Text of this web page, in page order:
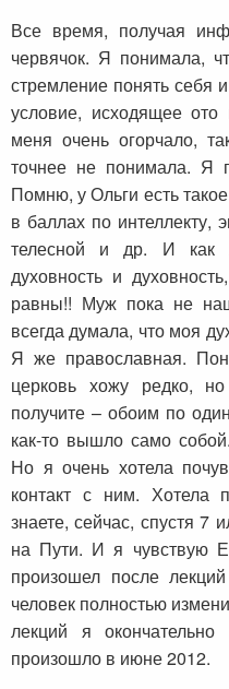
Все время, получая
червячок. Я понимала,
стремление понять себя
условие, исходящее ото
меня очень огорчало,
точнее не понимала. Я
Помню, у Ольги есть
в баллах по интеллекту,
телесной и др. И как
духовность и
равны!! Муж пока не
всегда думала, что моя
Я же православная.
церковь хожу редко,
получите – обоим по
как-то вышло само
Но я очень хотела
контакт с ним. Хотела
знаете, сейчас, спустя
на Пути. И я чувствую
произошел после
человек полностью
лекций я
произошло в июне 2012.